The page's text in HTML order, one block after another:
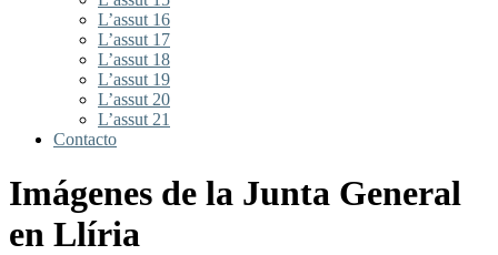
L’assut 16
L’assut 17
L’assut 18
L’assut 19
L’assut 20
L’assut 21
Contacto
Imágenes de la Junta General
en Llíria